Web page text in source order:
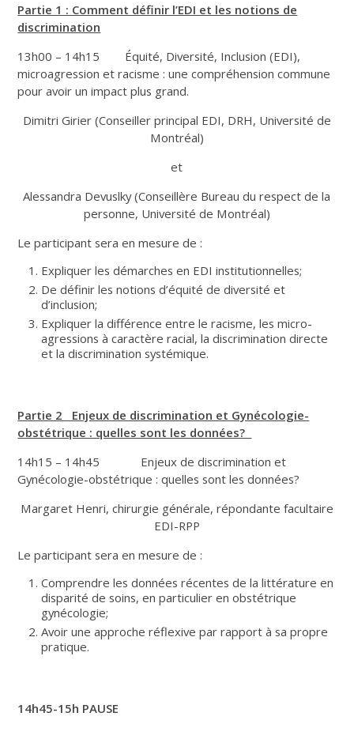
Partie 1 : Comment définir l’EDI et les notions de
discrimination
13h00 – 14h15 Équité, Diversité, Inclusion (EDI),
microagression et racisme : une compréhension commune
pour avoir un impact plus grand.
Dimitri Girier (Conseiller principal EDI, DRH, Université de
Montréal)
et
Alessandra Devuslky (Conseillère Bureau du respect de la
personne, Université de Montréal)
Le participant sera en mesure de :
Expliquer les démarches en EDI institutionnelles;
De définir les notions d’équité de diversité et
d’inclusion;
Expliquer la différence entre le racisme, les micro-
agressions à caractère racial, la discrimination directe
et la discrimination systémique.
Partie 2 Enjeux de discrimination et Gynécologie-
obstétrique : quelles sont les données?
14h15 – 14h45 Enjeux de discrimination et
Gynécologie-obstétrique : quelles sont les données?
Margaret Henri, chirurgie générale, répondante facultaire
EDI-RPP
Le participant sera en mesure de :
Comprendre les données récentes de la littérature en
disparité de soins, en particulier en obstétrique
gynécologie;
Avoir une approche réflexive par rapport à sa propre
pratique.
14h45-15h PAUSE